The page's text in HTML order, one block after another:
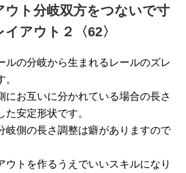
ウト分岐双方をつないで寸
アウト２〈62〉
ルの分岐から生まれるレールのズレ
にお互いに分かれている場合の長さ
安定形状です。
岐側の長さ調整は癖がありますので
ウトを作るうえでいいスキルになり